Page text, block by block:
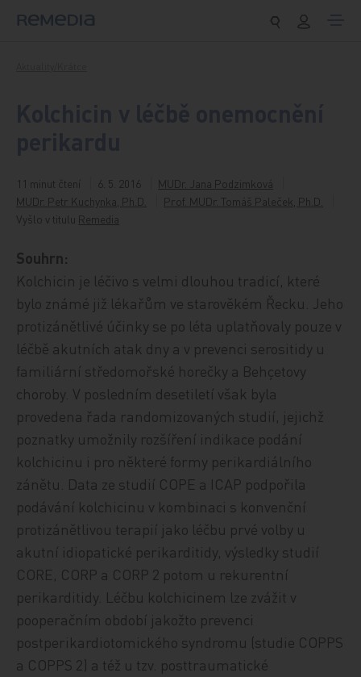
11 minut čtení 6. 5. 2016
MUDr. Jana Podzimková
MUDr. Petr Kuchynka, Ph.D.
Prof. MUDr. Tomáš Paleček, Ph.D.
Vyšlo v titulu Remedia
Souhrn:
Kolchicin je léčivo s velmi dlouhou tradicí, které
bylo známé již lékařům ve starověkém Řecku. Jeho
protizánětlivé účinky se po léta uplatňovaly pouze v
léčbě akutních atak dny a v prevenci serositidy u
familiární středomořské horečky a Behçetovy
choroby. V posledním desetiletí však byla
provedena řada randomizovaných studií, jejichž
poznatky umožnily rozšíření indikace podání
kolchicinu i pro některé formy perikardiálního
zánětu. Data ze studií COPE a ICAP podpořila
podávání kolchicinu v kombinaci s konvenční
protizánětlivou terapií jako léčbu prvé volby u
akutní idiopatické perikarditidy, výsledky studií
CORE, CORP a CORP 2 potom u rekurentní
perikarditidy. Léčbu kolchicinem lze zvážit v
pooperačním období jakožto prevenci
postperikardiotomického syndromu (studie COPPS
a COPPS 2) a též u tzv. posttraumatické